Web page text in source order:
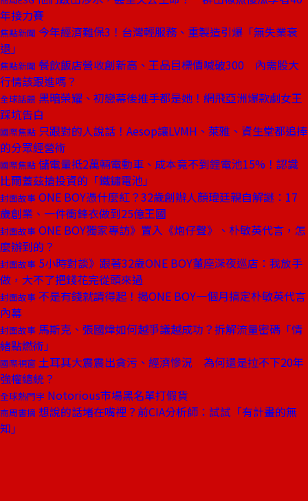
年接力賽
焦點新聞 今年經濟難保3！台灣輕服務、重製造引爆「無失業衰
退」
焦點新聞 餐飲飯店營收創新高、王品目標價喊破300 內需股大
行情該跟進嗎？
全球話題 黑暗榮耀、初戀幕後推手都是她！網飛亞洲爆款劇女王
踩坑告白
國際焦點 只跟對的人說話！Aesop讓LVMH、萊雅、資生堂都追捧
的分眾經營術
國際焦點 儲電量抵2萬輛電動車、成本竟不到鋰電池15%！認識
比爾蓋茲搶投資的「鐵鏽電池」
封面故事 ONE BOY憑什麼紅？32歲創辦人顏瑋廷親自解謎：17
歲創業、一件衝鋒衣做到25億王國
封面故事 ONE BOY獨家專訪》置入《炮仔聲》、朴敏英代言，怎
麼辦到的？
封面故事 5小時對談》跟著32歲ONE BOY董座深夜巡店：我放手
做，大不了把錢花完從頭來過
封面故事 不是有錢就請得起！揭ONE BOY一個月搞定朴敏英代言
內幕
封面故事 馬斯克、張國煒如何越爭議越成功？拆解流量密碼「情
緒點燃術」
國際視窗 土耳其大震震出貪污、經濟慘況 為何還是拉不下20年
強權總統？
全球熱門字 Notorious市場黑名單打假貨
商周書摘 想說的話堵在嘴裡？前CIA分析師：試試「有計畫的無
知」